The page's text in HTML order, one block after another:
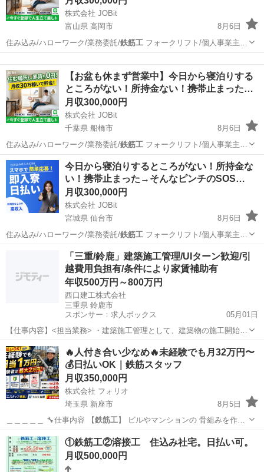
株式会社 JOBit
富山県 高岡市
8月6日
住み込み/ハローワーク/業務委託/鉄筋工フォークリフト/個人事業主/
ービス…
【お盆も休まず営業中】今日から寝泊りする
ところがない！所持金ない！携帯止まった…
月収300,000円
株式会社 JOBit
千葉県 船橋市
8月6日
住み込み/ハローワーク/業務委託/鉄筋工フォークリフト/個人事業主/
ービス…
千葉 船橋市 物流 住み込み
今日から寝泊りするところがない！所持金な
い！携帯止まった→そんなピンチのSOS…
月収300,000円
株式会社 JOBit
宮城県 仙台市
8月6日
住み込み/ハローワーク/業務委託/鉄筋工フォークリフト/個人事業主/
ービス…
工場 住み込み
「三重/鈴鹿」建築施工管理/UIターン歓迎/引
越費用負担有/条件により家賃補助有
年収500万円～800万円
西口建工株式会社
三重県 鈴鹿市
スポンサー：求人ボックス
05月01日
【仕事内容】<担当業務> ・建築施工管理として、建築物の施工開始か
ら竣工までの品質、安全、工程、予算などの管理を行います。現場監
督として現場に責任を持ち、業務を遂行いただきます。 ・現場は三重
県北勢地区が中心です。 ・工場や店舗な...
正社員
🔥人付き合い少なめ🔥未経験でも月32万円〜
💰日払いOK｜鉄筋スタッフ
月収350,000円
株式会社 フォリオ
埼玉県 新座市
8月5日
＿＿＿＿＿ 🔧仕事内容 【鉄筋工】 ビルやマンションの 骨組みを作…
埼玉 新座市 大工 未経験
①鉄筋工②溶接工 住込み社宅。日払い可。
月収500,000円